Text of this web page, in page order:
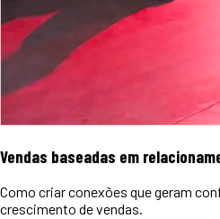
Vendas baseadas em
Como criar conexões que geram
crescimento de vendas.